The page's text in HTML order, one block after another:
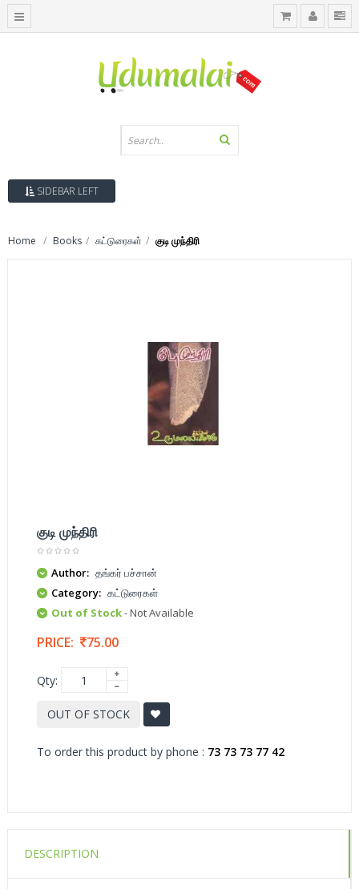
SIDEBAR LEFT
Home Books கட்டுரைகள் குடி முந்திரி
குடி முந்திரி
Author: தங்கர் பச்சான்
Category: கட்டுரைகள்
Out of Stock- Not Available
PRICE: 75.00
Qty:
OUT OF STOCK
To order this product by phone : 73 73 73 77 42
DESCRIPTION